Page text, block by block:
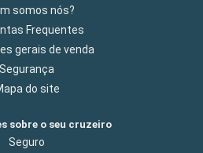
somos nós?
Frequentes
gerais de venda
Segurança
do site
sobre o seu cruzeiro
Seguro